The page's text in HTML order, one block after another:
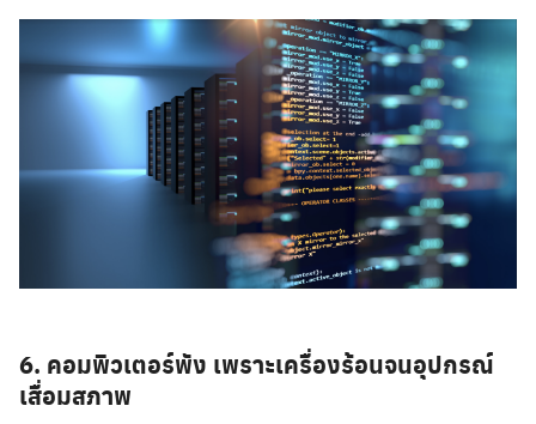
for:
6. คอมพิวเตอร์พัง เพราะเครื่องร้อนจนอุปกรณ์
เสื่อมสภาพ